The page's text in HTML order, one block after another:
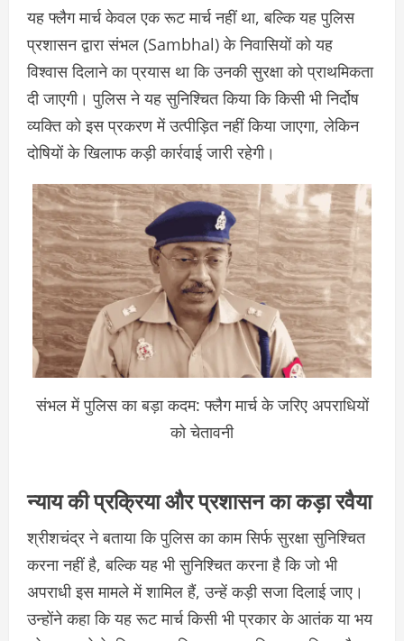
यह फ्लैग मार्च केवल एक रूट मार्च नहीं था, बल्कि यह पुलिस
प्रशासन द्वारा संभल (Sambhal) के निवासियों को यह
विश्वास दिलाने का प्रयास था कि उनकी सुरक्षा को प्राथमिकता
दी जाएगी। पुलिस ने यह सुनिश्चित किया कि किसी भी निर्दोष
व्यक्ति को इस प्रकरण में उत्पीड़ित नहीं किया जाएगा, लेकिन
दोषियों के खिलाफ कड़ी कार्रवाई जारी रहेगी।
संभल में पुलिस का बड़ा कदम: फ्लैग मार्च के जरिए अपराधियों
को चेतावनी
न्याय की प्रक्रिया और प्रशासन का कड़ा रवैया
श्रीशचंद्र ने बताया कि पुलिस का काम सिर्फ सुरक्षा सुनिश्चित
करना नहीं है, बल्कि यह भी सुनिश्चित करना है कि जो भी
अपराधी इस मामले में शामिल हैं, उन्हें कड़ी सजा दिलाई जाए।
उन्होंने कहा कि यह रूट मार्च किसी भी प्रकार के आतंक या भय